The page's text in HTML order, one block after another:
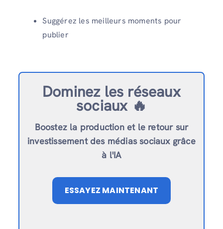
Suggérez les meilleurs moments pour
publier
Dominez les réseaux
sociaux 🔥
Boostez la production et le retour sur
investissement des médias sociaux grâce
à l'IA
ESSAYEZ MAINTENANT